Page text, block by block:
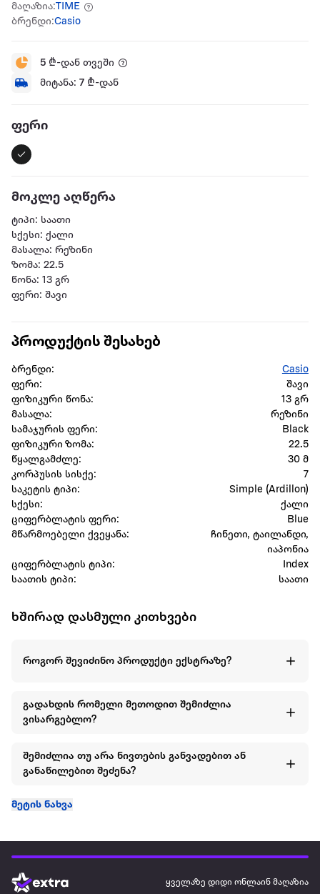
მაღაზია:TIME
ბრენდი:Casio
5 ₾-დან თვეში
მიტანა: 7 ₾-დან
ფერი
მოკლე აღწერა
ტიპი: საათი
სქესი: ქალი
მასალა: რეზინი
ზომა: 22.5
წონა: 13 გრ
ფერი: შავი
პროდუქტის შესახებ
ბრენდი:
Casio
ფერი:
შავი
ფიზიკური წონა:
13 გრ
მასალა:
რეზინი
სამაჯურის ფერი:
Black
ფიზიკური ზომა:
22.5
წყალგამძლე:
30 მ
კორპუსის სისქე:
7
საკეტის ტიპი:
Simple (Ardillon)
სქესი:
ქალი
ციფერბლატის ფერი:
Blue
მწარმოებელი ქვეყანა:
ჩინეთი, ტაილანდი,
იაპონია
ციფერბლატის ტიპი:
Index
საათის ტიპი:
საათი
ხშირად დასმული კითხვები
როგორ შევიძინო პროდუქტი ექსტრაზე?
გადახდის რომელი მეთოდით შემიძლია
ვისარგებლო?
შემიძლია თუ არა ნივთების განვადებით ან
განაწილებით შეძენა?
მეტის ნახვა
ყველაზე დიდი ონლაინ მაღაზია